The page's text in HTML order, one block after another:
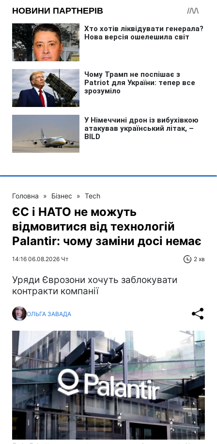
Головна » Бізнес » Tech
ЄС і НАТО не можуть
відмовитися від технологій
Palantir: чому заміни досі немає
14:16 06.08.2026 Чт 2 хв
Уряди Єврозони хочуть заблокувати
контракти компанії
ОЛЬГА ЗАВАДА